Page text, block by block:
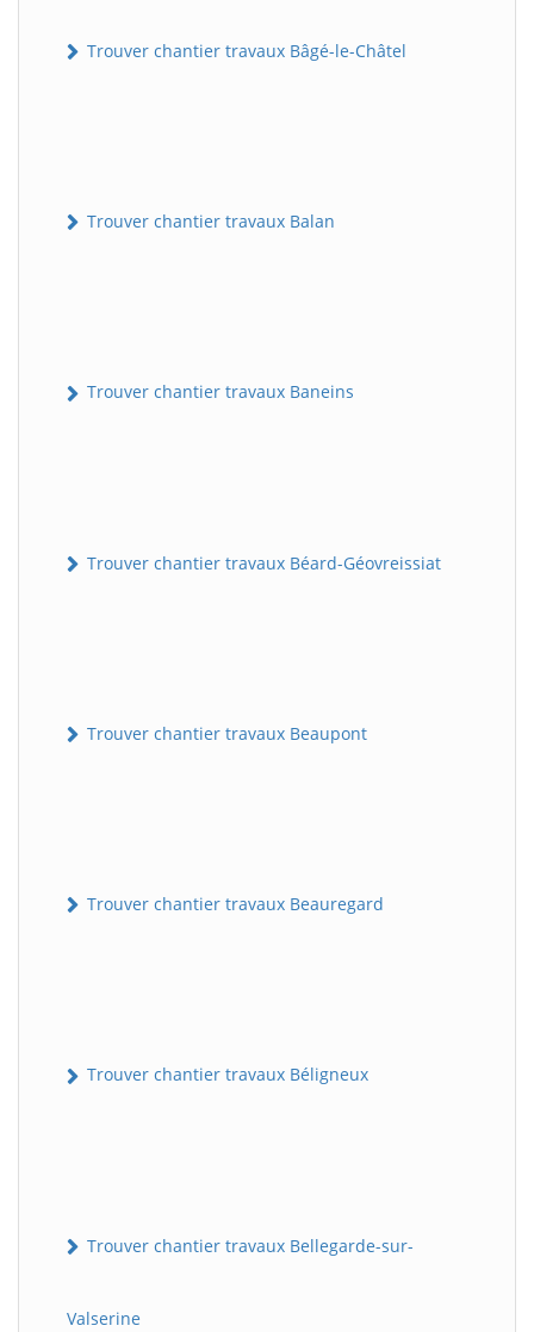
Trouver chantier travaux Bâgé-le-Châtel
Trouver chantier travaux Balan
Trouver chantier travaux Baneins
Trouver chantier travaux Béard-Géovreissiat
Trouver chantier travaux Beaupont
Trouver chantier travaux Beauregard
Trouver chantier travaux Béligneux
Trouver chantier travaux Bellegarde-sur-
Valserine